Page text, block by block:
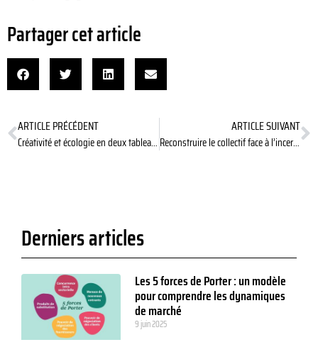
Partager cet article
ARTICLE PRÉCÉDENT
Créativité et écologie en deux tableaux
ARTICLE SUIVANT
Reconstruire le collectif face à l’incertitude : entre restauration et révolution
Derniers articles
Les 5 forces de Porter : un modèle
pour comprendre les dynamiques
de marché
9 juin 2025